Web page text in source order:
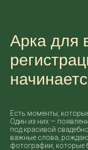
Арка для
Есть моменты,
Один из них —
под красивой
важные слова,
фотографии, которые